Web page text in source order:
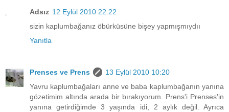
Adsız 12 Eylül 2010 22:22
sizin kaplumbağanız öbürküsüne bişey yapmışmıydıı
Yanıtla
Prenses ve Prens
13 Eylül 2010 10:20
Yavru kaplumbağaları anne ve baba kaplumbağanın yanına
gözetimim altında arada bir bırakıyorum. Prens'i Prenses'in
yanına getirdiğimde 3 yaşında idi, 2 aylık değil. Ayrıca